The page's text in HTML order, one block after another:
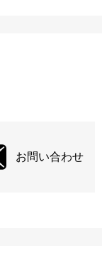
お問い合わせ